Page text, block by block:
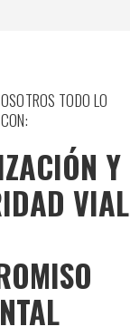
TODO LO
Y
VIAL